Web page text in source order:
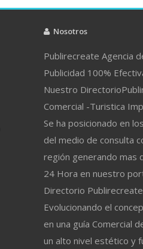
Nosotros
Publirecreate Agencia
Publicidad 100%
Nuestro
Comercial -Turistica
Se ha posicionado en
del medio de consulta
región generando mas
24 Hora en nuestro
Directorio
Evolucionando el
en una guía Comercial
un alto nivel estético y